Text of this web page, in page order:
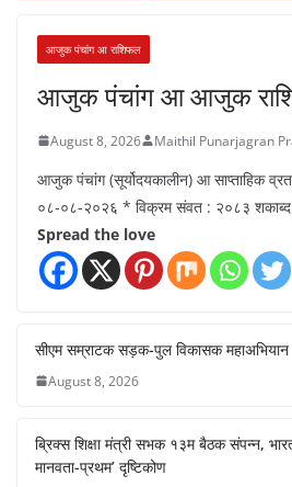
आजुक पंचांग आ राशिफल
आजुक पंचांग आ आजुक
August 8, 2026 Maithil Punarjagran
आजुक पंचांग (सूर्योदयकालीन) आ साप्ताहिक व्रत
०८-०८-२०२६ * विक्रम संवत : २०८३
Spread the love
सीएम सम्राटक सड़क-पुल विकासक महाअभियान
August 8, 2026
ब्रिक्स शिक्षा मंत्री सभक १३म बैठक संपन्न,
मानवता-प्रथम’ दृष्टिकोण